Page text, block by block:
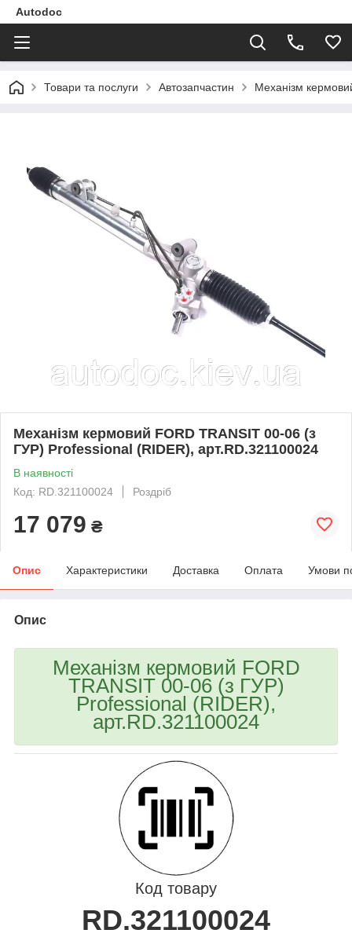
Autodoc
Товари та послуги Автозапчастин Механізм
Механізм кермовий FORD TRANSIT 00-06 (з
ГУР) Professional (RIDER), арт.RD.321100024
В наявності
Код: RD.321100024
Роздріб
17 079 ₴
Опис Характеристики Доставка Оплата Умови
Опис
Механізм кермовий FORD
TRANSIT 00-06 (з ГУР)
Professional (RIDER),
арт.RD.321100024
Код товару
RD.321100024